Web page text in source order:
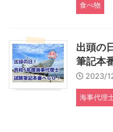
食べ物
出頭の
筆記本
2023/
海事代理